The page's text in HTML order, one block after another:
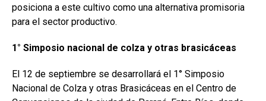
posiciona a este cultivo como una alternativa promisoria
para el sector productivo.
1° Simposio nacional de colza y otras brasicáceas
El 12 de septiembre se desarrollará el 1° Simposio
Nacional de Colza y otras Brasicáceas en el Centro de